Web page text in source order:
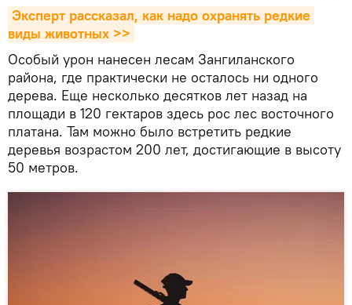
Эксперт рассказал, как надо охранять редкие
виды животных >>
Особый урон нанесен лесам Зангиланского
района, где практически не осталось ни одного
дерева. Еще несколько десятков лет назад на
площади в 120 гектаров здесь рос лес восточного
платана. Там можно было встретить редкие
деревья возрастом 200 лет, достигающие в высоту
50 метров.